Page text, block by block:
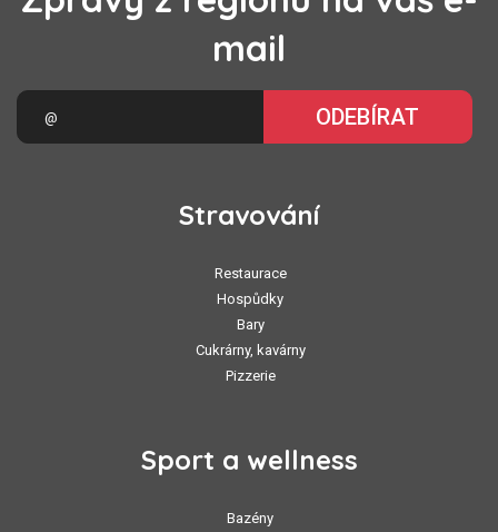
mail
ODEBÍRAT
Stravování
Restaurace
Hospůdky
Bary
Cukrárny, kavárny
Pizzerie
Sport a wellness
Bazény